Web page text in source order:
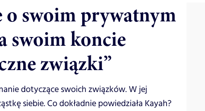
o swoim prywatnym
swoim koncie
związki”
dotyczące swoich związków. W jej
siebie. Co dokładnie powiedziała Kayah?